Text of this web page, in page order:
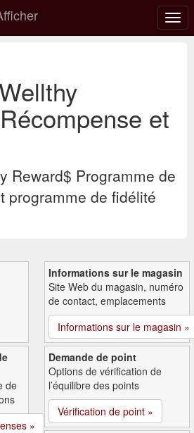
la
et
Reward$ Programme de
programme de fidélité
Informations sur le magasin
Site Web du magasin, numéro
de contact, emplacements
Informations sur le magasin »
de
»
Demande de point
Options de vérification de
l’équilibre des points
Vérification de point »